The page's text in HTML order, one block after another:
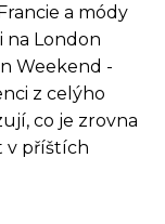
a módy
na London
Weekend -
z celýho
co je zrovna
v příštích